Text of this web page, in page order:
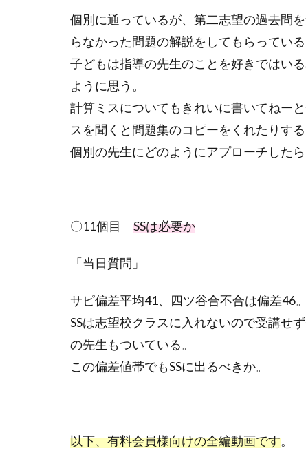
個別に通っているが、第二志望の過去問
らなかった問題の解説をしてもらっている
子どもは指導の先生のことを好きではい
ように思う。
計算ミスについてもきれいに書いてねー
スを聞くと問題集のコピーをくれたりする
個別の先生にどのようにアプローチした
〇11個目 SSは必要か
「当日質問」
サピ偏差平均41、四ツ谷合不合は偏差46。
SSは志望校クラスに入れないので受講せ
の先生もついている。
この偏差値帯でもSSに出るべきか。
以下、有料会員様向けの全編動画です。